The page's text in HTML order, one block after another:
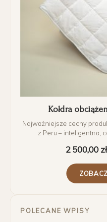
Kołdra
Najważniejsze cechy
z Peru – inteligentna,
2 500,00 zł
POLECANE WPISY